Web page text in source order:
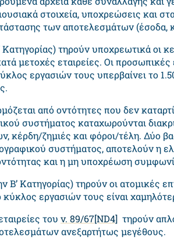
στοιχεία, υποχρεώσεις και
των αποτελεσμάτων (έσοδα,
τηρούν υποχρεωτικά οι
μετοχές εταιρείες. Οι
εργασιών τους υπερβαίνει το
από οντότητες που δεν
συστήματος καταχωρούνται
κέρδη/ζημιές και φόροι/τέλη. Δύο
συστήματος, αποτελούν η
και η μη υποχρέωση
Κατηγορίας) τηρούν οι ατομικές
εργασιών τους είναι
του ν. 89/67[ND4] τηρούν
ανεξαρτήτως μεγέθους.